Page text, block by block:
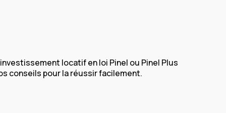
locatif en loi Pinel ou Pinel Plus
conseils pour la réussir facilement.
Je prends RDV